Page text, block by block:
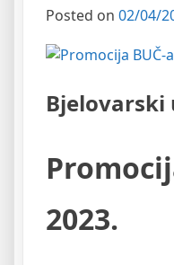
Posted on 02/04/
Bjelovarski
2023.